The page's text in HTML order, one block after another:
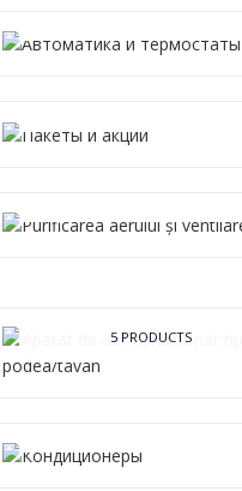
PURIFICAREA AERULUI ȘI
5 PRODUCTS